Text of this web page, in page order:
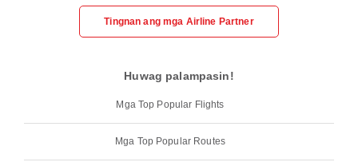
Tingnan ang mga Airline Partner
Huwag palampasin!
Mga Top Popular Flights
Mga Top Popular Routes